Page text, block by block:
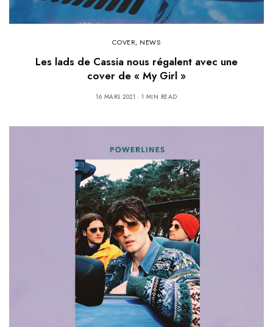
COVER, NEWS
Les lads de Cassia nous régalent avec une
cover de « My Girl »
16 MARS 2021 1 MIN READ